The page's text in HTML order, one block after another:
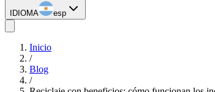
IDIOMA esp
Inicio
/
Blog
/